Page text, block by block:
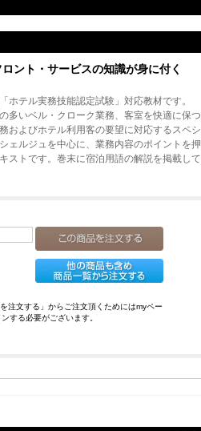
ント・サービスの知識が身に付く
ホテル実務技能認定試験」対応教材です。
多いベル・クローク業務、客室を快適に保つ
およびホテル利用客の要望に対応するスペシ
ェルジュを中心に、業務内容のポイントを押
ストです。巻末に宿泊用語の解説を掲載して
注文する」からご注文頂くためにはmyペー
する必要がございます。